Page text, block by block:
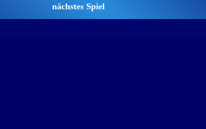
nächstes Spiel